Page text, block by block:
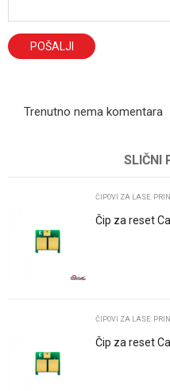
POŠALJI
Trenutno nema komentara
SLIČNI
ČIPOVI ZA LASE.
Čip za reset
ČIPOVI ZA LASE.
Čip za reset